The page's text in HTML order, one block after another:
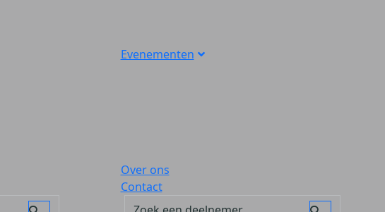
Evenementen
Over ons
Contact